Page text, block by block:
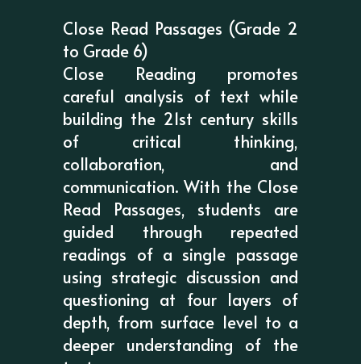
Close Read Passages (Grade 2
to Grade 6)
Close Reading promotes
careful analysis of text while
building the 21st century skills
of critical thinking,
collaboration, and
communication. With the Close
Read Passages, students are
guided through repeated
readings of a single passage
using strategic discussion and
questioning at four layers of
depth, from surface level to a
deeper understanding of the